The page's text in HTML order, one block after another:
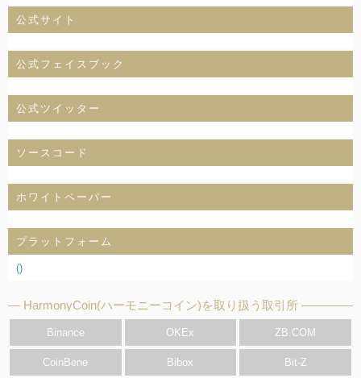
公式サイト
公式フェイスブック
公式ツイッター
ソースコード
ホワイトペーパー
プラットフォーム
()
HarmonyCoin(ハーモニーコイン)を取り扱う取引所
Binance OKEx ZB.COM
CoinBene Bibox Bit-Z